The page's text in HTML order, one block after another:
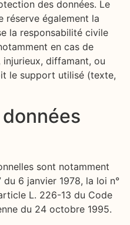
des données. Le
réserve également la
la responsabilité civile
en cas de
diffamant, ou
le support utilisé (texte,
sont notamment
6 janvier 1978, la loi n°
L. 226-13 du Code
du 24 octobre 1995.